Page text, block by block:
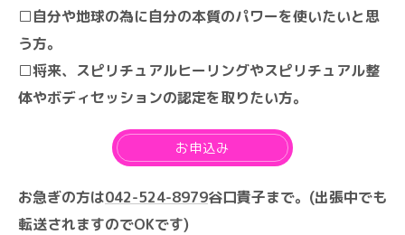
□自分や地球の為に自分の本質のパワーを使いたいと思
う方。
□将来、スピリチュアルヒーリングやスピリチュアル整
体やボディセッションの認定を取りたい方。
お申込み
お急ぎの方は042-524-8979谷口貴子まで。(出張中でも
転送されますのでOKです)